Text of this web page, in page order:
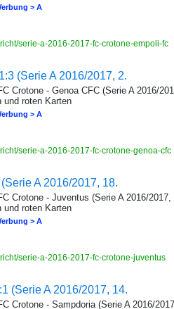
> A
serie-a-2016-2017-fc-crotone-empoli-fc
(Serie A 2016/2017, 2.
Crotone - Genoa CFC (Serie A 2016/
und roten Karten
> A
serie-a-2016-2017-fc-crotone-genoa-cfc
A 2016/2017, 18.
Crotone - Juventus (Serie A 2016/
und roten Karten
> A
serie-a-2016-2017-fc-crotone-juventus
(Serie A 2016/2017, 14.
Crotone - Sampdoria (Serie A 2016/